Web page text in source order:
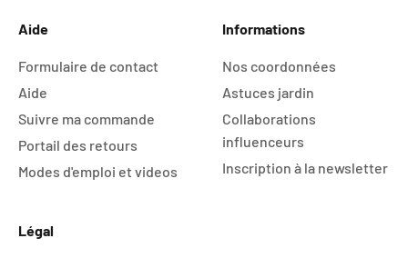
Aide
Formulaire de contact
Aide
Suivre ma commande
Portail des retours
Modes d'emploi et videos
Informations
Nos coordonnées
Astuces jardin
Collaborations
influenceurs
Inscription à la newsletter
Légal